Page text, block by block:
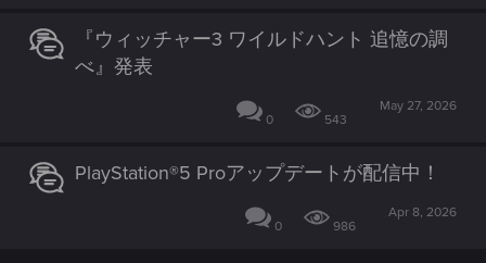
『ウィッチャー3 ワイルドハント 追憶の調
べ』発表
0 543
May 27, 2026
PlayStation®5 Proアップデートが配信中！
0 986
Apr 8, 2026